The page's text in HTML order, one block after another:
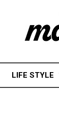
LIFE STYLE